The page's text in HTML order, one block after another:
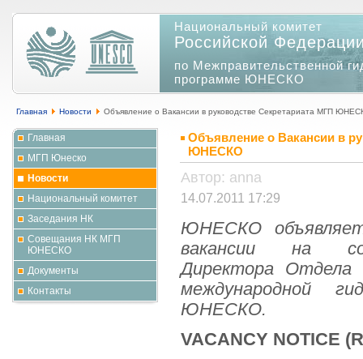
Национальный комитет
Российской
по Межправительственной
программе ЮНЕСКО
Главная Новости Объявление о Вакансии в руководстве Секретариата МГП
Главная
МГП Юнеско
Новости
Национальный комитет
Заседания НК
Совещания НК МГП
ЮНЕСКО
Документы
Контакты
Объявление о Вакансии в
ЮНЕСКО
Автор: anna
14.07.2011 17:29
ЮНЕСКО
вакансии на
Директора Отдела
международной
ЮНЕСКО.
VACANCY NOTICE